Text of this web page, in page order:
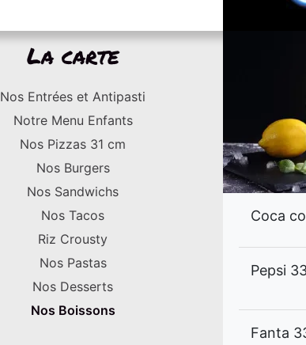
La carte
Nos Entrées et Antipasti
Notre Menu Enfants
Nos Pizzas 31 cm
Nos Burgers
Nos Sandwichs
Nos Tacos
Riz Crousty
Nos Pastas
Nos Desserts
Nos Boissons
Coca
Pepsi
Fanta